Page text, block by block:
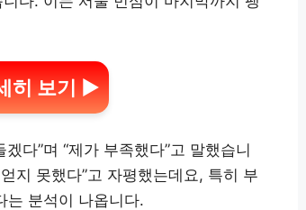
히 보기 ▶
다”며 “제가 부족했다”고 말했습니
지 못했다”고 자평했는데요, 특히 부
는 분석이 나옵니다.